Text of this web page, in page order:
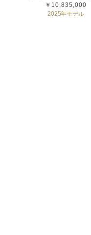
￥10,835,000
2025年モデル